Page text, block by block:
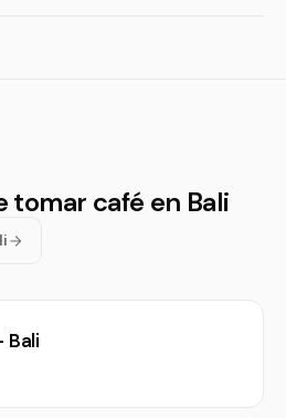
tomar café en Bali
Bali